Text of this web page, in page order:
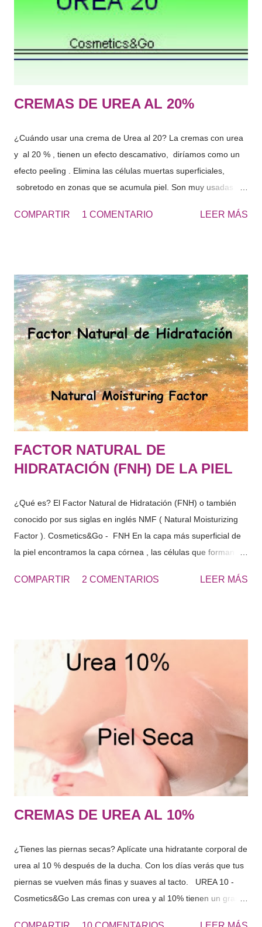
crema de manos, desmaquillante, rimel, labial, colorete,
intimo, serum facial, mascarilla, exfoliantes, colonia etc….
Hace tiempo os hab...
CREMAS DE UREA AL 20%
¿Cuándo usar una crema de Urea al 20? La cremas con urea
y al 20 % , tienen un efecto descamativo, diríamos como un
efecto peeling . Elimina las células muertas superficiales,
sobretodo en zonas que se acumula piel. Son muy usadas
pies... zonas ásperas de la piel. El resultado es una piel más
de durezas, que se producen con el roce de los zapatos.
“Obtendrás unos pies suaves todo el año y sin avergonzarte
de lucir pies en verano.” Los pies secos tienden a acumular
más suciedad, cuando vas con las sandalias, se ven los pies
más sucios. Consulta la UREA 10% o UREA 30% según sea tu
necesidad de hidratación.
COMPARTIR 1 COMENTARIO LEER MÁS
FACTOR NATURAL DE
HIDRATACIÓN (FNH) DE LA PIEL
¿Qué es? El Factor Natural de Hidratación (FNH) o también
conocido por sus siglas en inglés NMF ( Natural Moisturizing
Factor ). Cosmetics&Go - FNH En la capa más superficial de
la piel encontramos la capa córnea , las células que forman
tienen diferentes componentes solubles en agua. Estos
conjunto es lo que denominamos Factor Natural de
Hidratación" Si analizamos el FNH, este seria rico en
aminoácidos, PCA, lactatos, urea, amoniaco, acido úrico, iones
sodio , potasio… azucares etc.. en fin una cantidad de
sustancias capaces de captar agua y mantenerla dentro de las
células. El conjunto de sustancias que forman el FNH captan
agua del interior del organismo y del exterior, es decir, del
ambiente que n...
COMPARTIR 2 COMENTARIOS LEER MÁS
CREMAS DE UREA AL 10%
¿Tienes las piernas secas? Aplícate una hidratante corporal de
urea al 10 % después de la ducha. Con los días verás que tus
piernas se vuelven más finas y suaves al tacto. UREA 10 -
Cosmetics&Go Las cremas con urea y al 10% tienen un gran